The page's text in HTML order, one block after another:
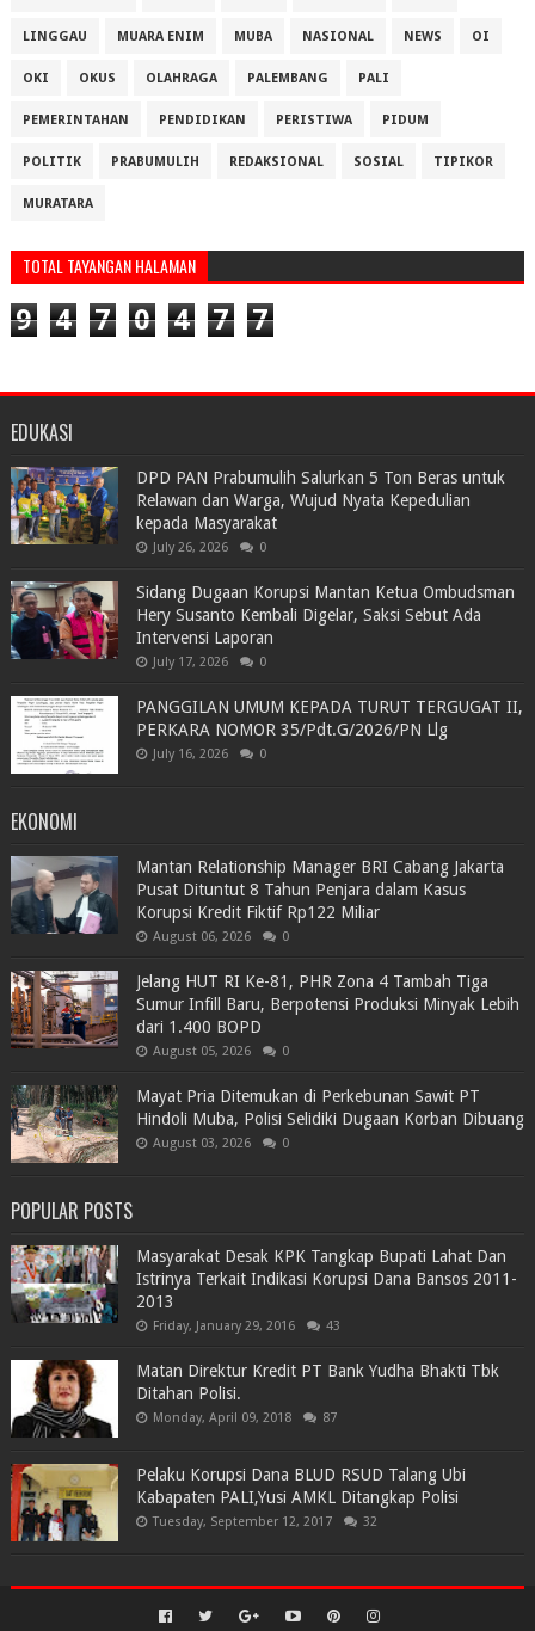
LINGGAU MUARA ENIM MUBA NASIONAL NEWS OI
OKI OKUS OLAHRAGA PALEMBANG PALI
PEMERINTAHAN PENDIDIKAN PERISTIWA PIDUM
POLITIK PRABUMULIH REDAKSIONAL SOSIAL TIPIKOR
MURATARA
TOTAL TAYANGAN HALAMAN
9 4 7 0 4 7 7
EDUKASI
DPD PAN Prabumulih Salurkan 5 Ton Beras untuk
Relawan dan Warga, Wujud Nyata Kepedulian
kepada Masyarakat
July 26, 2026 0
Sidang Dugaan Korupsi Mantan Ketua Ombudsman
Hery Susanto Kembali Digelar, Saksi Sebut Ada
Intervensi Laporan
July 17, 2026 0
PANGGILAN UMUM KEPADA TURUT TERGUGAT II,
PERKARA NOMOR 35/Pdt.G/2026/PN Llg
July 16, 2026 0
EKONOMI
Mantan Relationship Manager BRI Cabang Jakarta
Pusat Dituntut 8 Tahun Penjara dalam Kasus
Korupsi Kredit Fiktif Rp122 Miliar
August 06, 2026 0
Jelang HUT RI Ke-81, PHR Zona 4 Tambah Tiga
Sumur Infill Baru, Berpotensi Produksi Minyak Lebih
dari 1.400 BOPD
August 05, 2026 0
Mayat Pria Ditemukan di Perkebunan Sawit PT
Hindoli Muba, Polisi Selidiki Dugaan Korban Dibuang
August 03, 2026 0
POPULAR POSTS
Masyarakat Desak KPK Tangkap Bupati Lahat Dan
Istrinya Terkait Indikasi Korupsi Dana Bansos 2011-
2013
Friday, January 29, 2016 43
Matan Direktur Kredit PT Bank Yudha Bhakti Tbk
Ditahan Polisi.
Monday, April 09, 2018 87
Pelaku Korupsi Dana BLUD RSUD Talang Ubi
Kabapaten PALI,Yusi AMKL Ditangkap Polisi
Tuesday, September 12, 2017 32